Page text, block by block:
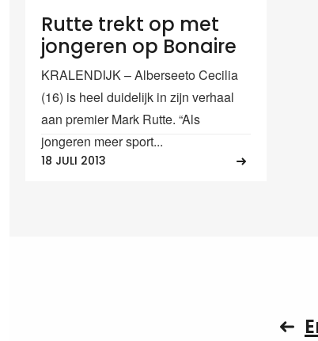
Rutte trekt op met
jongeren op Bonaire
KRALENDIJK – Alberseeto Cecilia
(16) is heel duidelijk in zijn verhaal
aan premier Mark Rutte. “Als
jongeren meer sport...
18 JULI 2013